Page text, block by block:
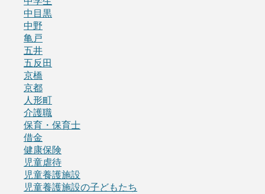
中目黒
中野
亀戸
五井
五反田
京橋
京都
人形町
介護職
保育・保育士
借金
健康保険
児童虐待
児童養護施設
児童養護施設の子どもたち